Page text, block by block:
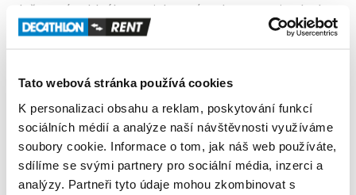
Tato webová stránka používá cookies
K personalizaci obsahu a reklam, poskytování funkcí
sociálních médií a analýze naší návštěvnosti využíváme
soubory cookie. Informace o tom, jak náš web používáte,
sdílíme se svými partnery pro sociální média, inzerci a
analýzy. Partneři tyto údaje mohou zkombinovat s
lyžovaním.
Ideálne ich prvé pokusy zjazdovke.
pohybu.
V cene výpožičky lyží sú zahrnuté paličky.